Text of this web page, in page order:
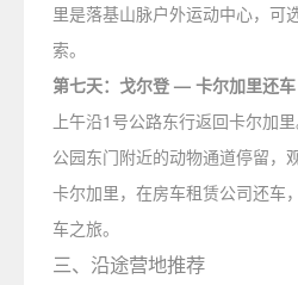
里是落基山脉户外运动中心，可
索。
第七天：戈尔登 — 卡尔加里还车
上午沿1号公路东行返回卡尔加
公园东门附近的动物通道停留，
卡尔加里，在房车租赁公司还车
车之旅。
三、沿途营地推荐